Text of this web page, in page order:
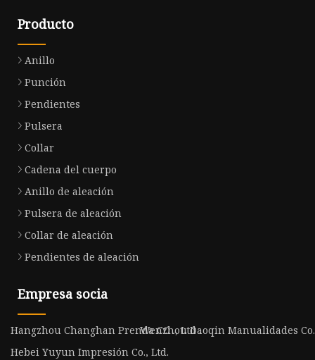
Producto
Anillo
Punción
Pendientes
Pulsera
Collar
Cadena del cuerpo
Anillo de aleación
Pulsera de aleación
Collar de aleación
Pendientes de aleación
Empresa socia
Hangzhou Changhan Prenda CO ., Ltd .Wenzhou Daoqin Manualidades
Hebei Yuyun Impresión Co., Ltd.